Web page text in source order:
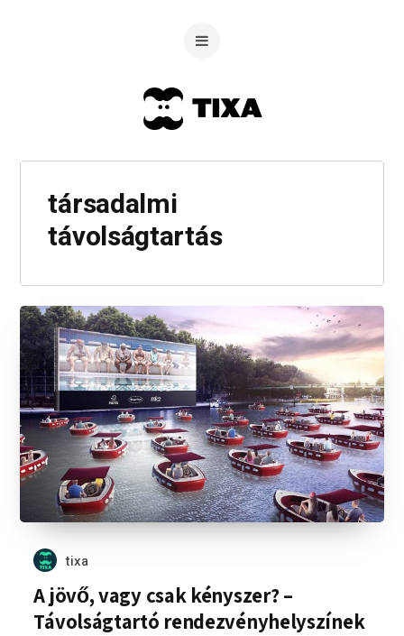
társadalmi
távolságtartás
tixa
A jövő, vagy csak kényszer? –
Távolságtartó rendezvényhelyszínek